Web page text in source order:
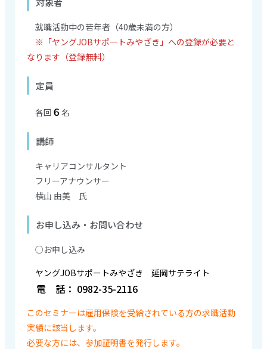
就職活動中の若年者（40歳未満の方）
※「ヤングJOBサポートみやざき」への登録が必要と
なります（登録無料）
定員
各回 ６名
講師
キャリアコンサルタント
フリーアナウンサー
横山 由美 氏
お申し込み・お問い合わせ
○お申し込み
ヤングJOBサポートみやざき 延岡サテライト
電 話： 0982-35-2116
このセミナーは雇用保険を受給されている方の求職活動
実績に該当します。
必要な方には、参加証明書を発行します。